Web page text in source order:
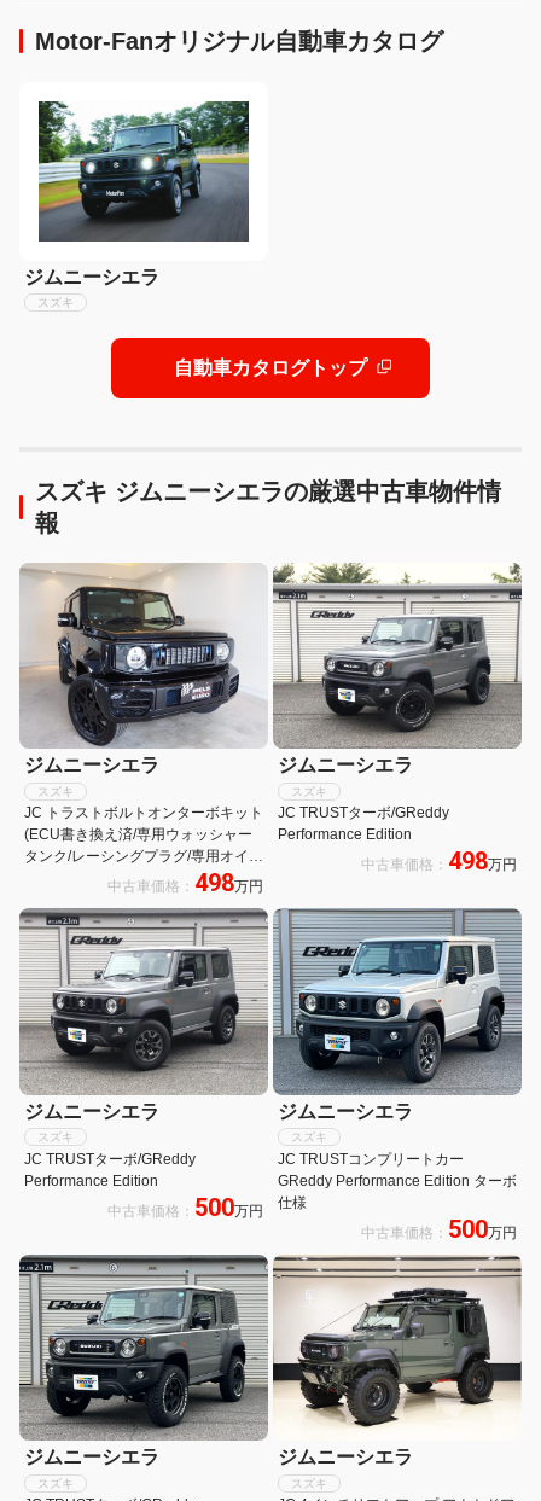
Motor-Fanオリジナル自動車カタログ
ジムニーシエラ
スズキ
自動車カタログトップ
スズキ ジムニーシエラの厳選中古車物件情
報
ジムニーシエラ
スズキ
JC トラストボルトオンターボキット
(ECU書き換え済/専用ウォッシャー
タンク/レーシングプラグ/専用オイル
パン)/LEDテール/HKS車高調サス/ア
インチAW
中古車価格： 498万円
ジムニーシエラ
スズキ
JC TRUSTターボ/GReddy
Performance Edition
中古車価格： 498万円
ジムニーシエラ
スズキ
JC TRUSTターボ/GReddy
Performance Edition
中古車価格： 500万円
ジムニーシエラ
スズキ
JC TRUSTコンプリートカー
GReddy Performance Edition ターボ
仕様
中古車価格： 500万円
ジムニーシエラ
スズキ
ジムニーシエラ
スズキ